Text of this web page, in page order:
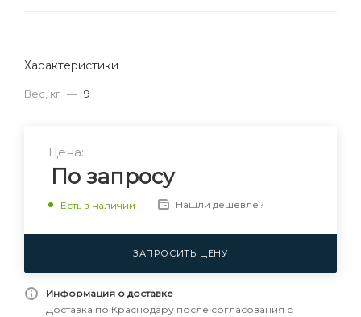
Характеристики
Вес, кг — 9
Цена:
По запросу
Есть в наличии Нашли дешевле?
ЗАПРОСИТЬ ЦЕНУ
Информация о доставке
Доставка по Краснодару после согласования с